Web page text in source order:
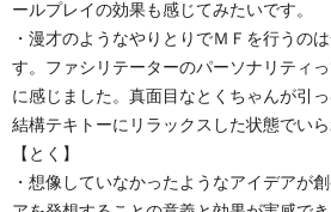
ールプレイの効果も感じてみたいです。
・漫才のようなやりとりでＭＦを行うの
す。ファシリテーターのパーソナリティ
に感じました。真面目なとくちゃんが引
結構テキトーにリラックスした状態でいら
【とく】
・想像していなかったようなアイデアが